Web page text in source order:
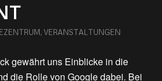
, VERANSTALTUNGEN
gewährt uns Einblicke in die
die Rolle von Google dabei. Bei